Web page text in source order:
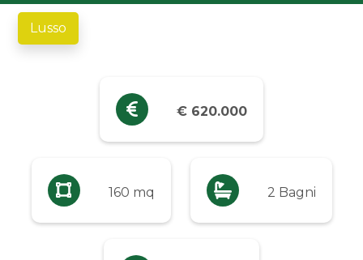
Lusso
€ 620.000
160 mq 2 Bagni
Fino a € 5.000
Da € 5.000 a € 10.000